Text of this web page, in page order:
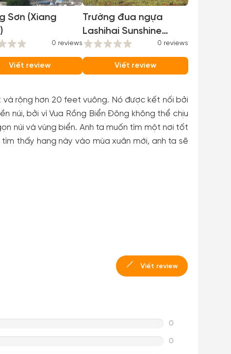
Sơn (Xiang
0 reviews
Viết review
Trường đua ngựa
Lashihai Sunshine
Coast
0 reviews
Viết review
rộng hơn 20 feet vuông. Nó được kết nối bởi
núi, bởi vì Vua Rồng Biển Đông không thể chịu
núi và vùng biển. Anh ta muốn tìm một nơi tốt
thấy hang này vào mùa xuân mới, anh ta sẽ
Viết review
0
0